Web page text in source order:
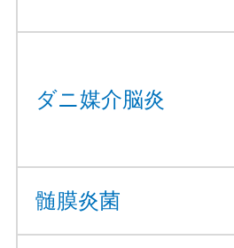
ダニ媒介脳炎
髄膜炎菌